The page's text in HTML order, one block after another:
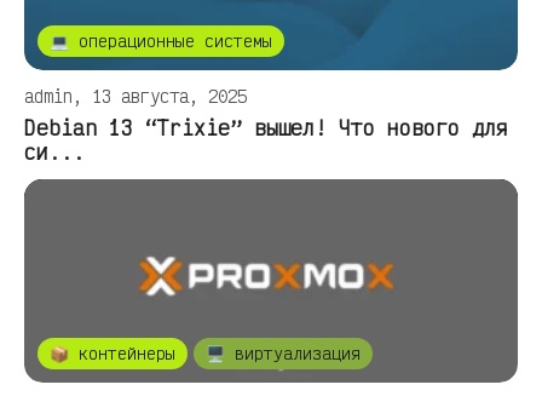
💻 операционные системы
admin, 13 августа, 2025
Debian 13 “Trixie” вышел! Что нового для
си...
📦 контейнеры 🖥️ виртуализация